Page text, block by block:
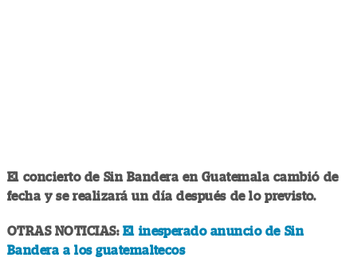
El concierto de Sin Bandera en Guatemala cambió de
fecha y se realizará un día después de lo previsto.
OTRAS NOTICIAS: El inesperado anuncio de Sin
Bandera a los guatemaltecos